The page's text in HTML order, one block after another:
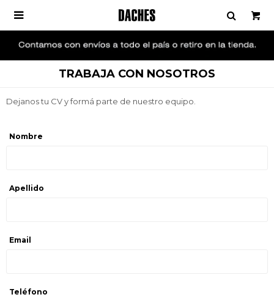

TRABAJA CON NOSOTROS
Dejanos tu CV y formá parte de nuestro equipo.
Nombre
Apellido
Email
Teléfono